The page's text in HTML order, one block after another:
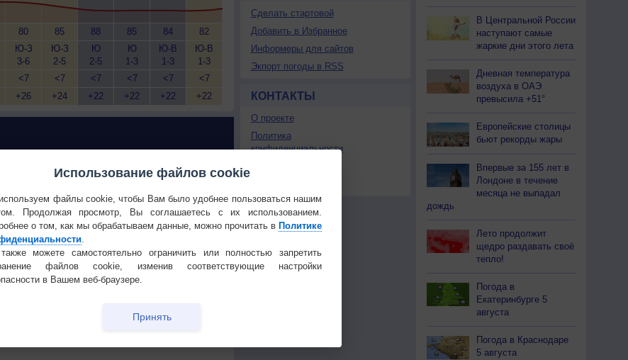
80
Ю-З
3-6
<7
+26
85
Ю-З
2-5
<7
+24
88
Ю
2-5
<7
+22
85
Ю
1-3
<7
+22
84
Ю-В
1-3
<7
+22
82
Ю-В
1-3
<7
+22
ПРИРОДЕ
В Приморье обнаружены
морские волны тепла
Штат Вашингтон охватили
лесные пожары
Облачность
Сделать стартовой
Добавить в Избранное
Информеры для сайтов
Экпорт погоды в RSS
КОНТАКТЫ
О проекте
Политика
конфиденциальности
В Центральной России
наступают самые
жаркие дни этого лета
Дневная температура
воздуха в ОАЭ
превысила +51°
Европейские столицы
бьют рекорды жары
Впервые за 155 лет в
Лондоне в течение
месяца не выпадал
дождь
Лето продолжит
щедро раздавать своё
тепло!
Погода в
Екатеринбурге 5
августа
Погода в Краснодаре
5 августа
Использование файлов cookie
файлы cookie, чтобы Вам было удобнее пользоваться нашим
Продолжая просмотр, Вы соглашаетесь с их использованием.
о том, как мы обрабатываем данные, можно прочитать в Политике
можете самостоятельно ограничить или полностью запретить
файлов cookie, изменив соответствующие настройки
в Вашем веб-браузере.
Принять